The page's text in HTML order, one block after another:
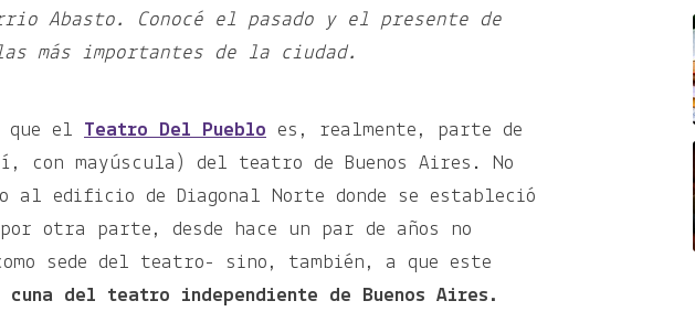
Abasto. Conocé el pasado y el presente de
más importantes de la ciudad.
que el Teatro Del Pueblo es, realmente, parte de
mayúscula) del teatro de Buenos Aires. No
al edificio de Diagonal Norte donde se estableció
otra parte, desde hace un par de años no
sede del teatro- sino, también, a que este
cuna del teatro independiente de Buenos Aires.